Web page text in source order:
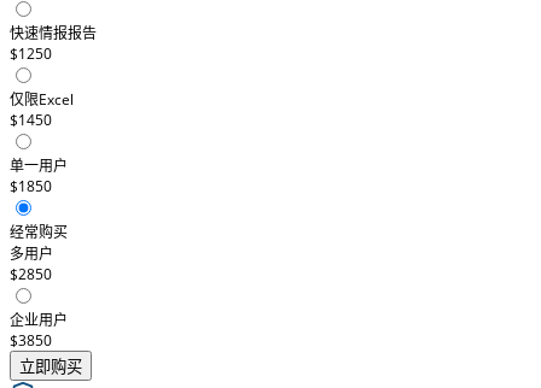
快速情报报告
$1250
仅限Excel
$1450
单一用户
$1850
经常购买
多用户
$2850
企业用户
$3850
立即购买